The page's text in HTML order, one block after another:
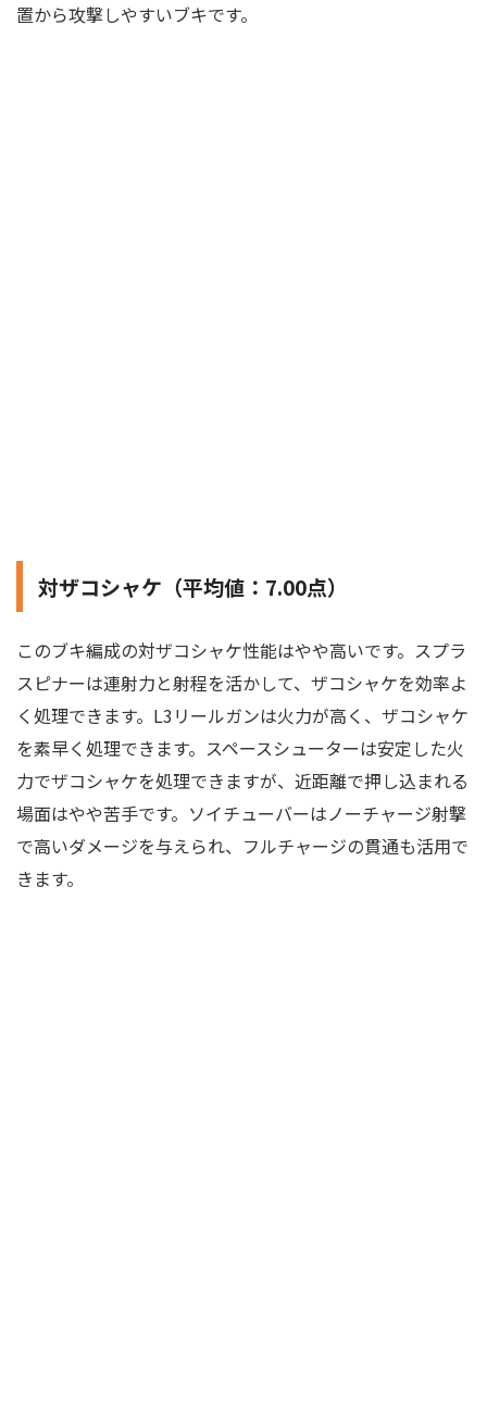
置から攻撃しやすいブキです。
対ザコシャケ（平均値：7.00点）
このブキ編成の対ザコシャケ性能はやや高いです。スプラ
スピナーは連射力と射程を活かして、ザコシャケを効率よ
く処理できます。L3リールガンは火力が高く、ザコシャケ
を素早く処理できます。スペースシューターは安定した火
力でザコシャケを処理できますが、近距離で押し込まれる
場面はやや苦手です。ソイチューバーはノーチャージ射撃
で高いダメージを与えられ、フルチャージの貫通も活用で
きます。